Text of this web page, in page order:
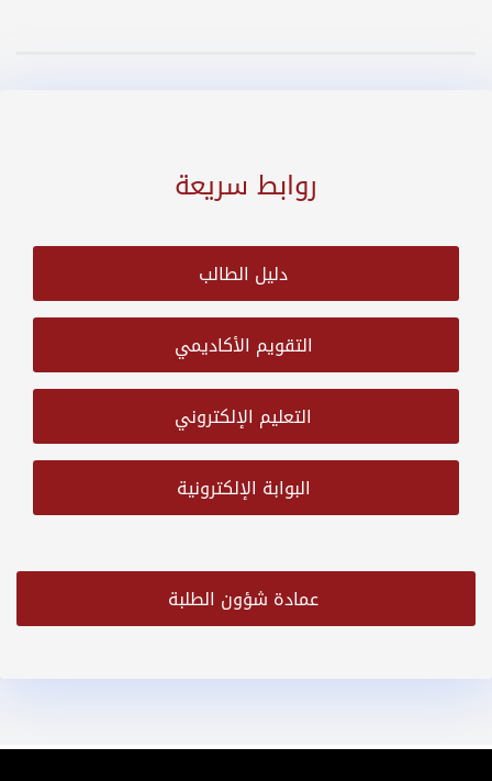
روابط سريعة
دليل الطالب
التقويم الأكاديمي
التعليم الإلكتروني
البوابة الإلكترونية
عمادة شؤون الطلبة